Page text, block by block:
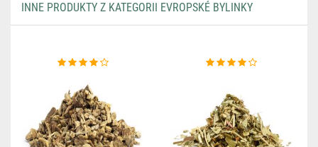
INNE PRODUKTY Z KATEGORII EVROPSKÉ BYLINKY